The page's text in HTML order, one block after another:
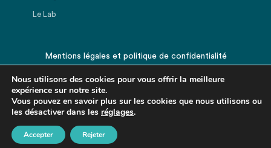
Le Lab
Mentions légales et politique de confidentialité
Revenir en haut de la page
Nous utilisons des cookies pour vous offrir la meilleure
expérience sur notre site.
Vous pouvez en savoir plus sur les cookies que nous utilisons ou
les désactiver dans les réglages.
Accepter Rejeter